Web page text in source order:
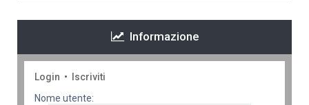
Informazione
Login •
Iscriviti
Nome utente: